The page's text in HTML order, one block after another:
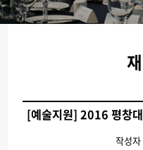
[예술지원] 2016 평창
작성자